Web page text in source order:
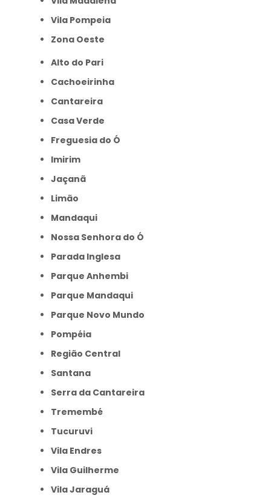
Vila Pompeia
Zona Oeste
Alto do Pari
Cachoeirinha
Cantareira
Casa Verde
Freguesia do Ó
Imirim
Jaçanã
Limão
Mandaqui
Nossa Senhora do Ó
Parada Inglesa
Parque Anhembi
Parque Mandaqui
Parque Novo Mundo
Pompéia
Região Central
Santana
Serra da Cantareira
Tremembé
Tucuruvi
Vila Endres
Vila Guilherme
Vila Jaraguá